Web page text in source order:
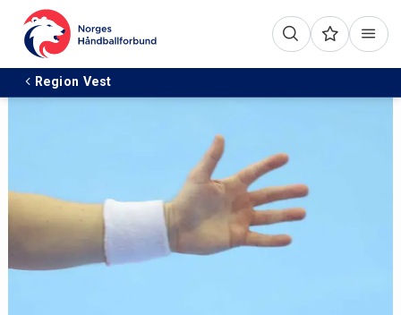
Region Vest